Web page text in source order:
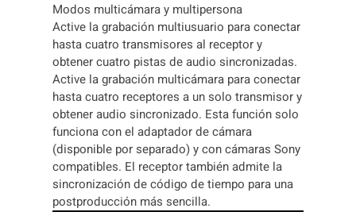
Modos multicámara y multipersona
Active la grabación multiusuario para conectar
hasta cuatro transmisores al receptor y
obtener cuatro pistas de audio sincronizadas.
Active la grabación multicámara para conectar
hasta cuatro receptores a un solo transmisor y
obtener audio sincronizado. Esta función solo
funciona con el adaptador de cámara
(disponible por separado) y con cámaras Sony
compatibles. El receptor también admite la
sincronización de código de tiempo para una
postproducción más sencilla.